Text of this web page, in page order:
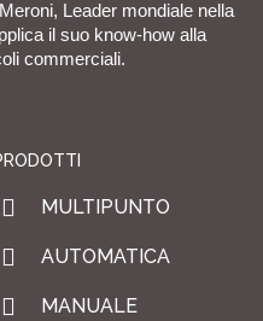
Leader mondiale nella
il suo know-how alla
commerciali.
MULTIPUNTO
AUTOMATICA
MANUALE